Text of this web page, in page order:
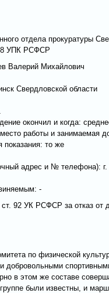
отдела прокуратуры
УПК РСФСР
Валерий Михайлович
Свердловской области
окончил и когда:
работы и занимаемая
показания: то же
адрес и № телефона):
-
ст. 92 УК РСФСР за отказ
по физической
добровольными
в этом же составе
были известны, и